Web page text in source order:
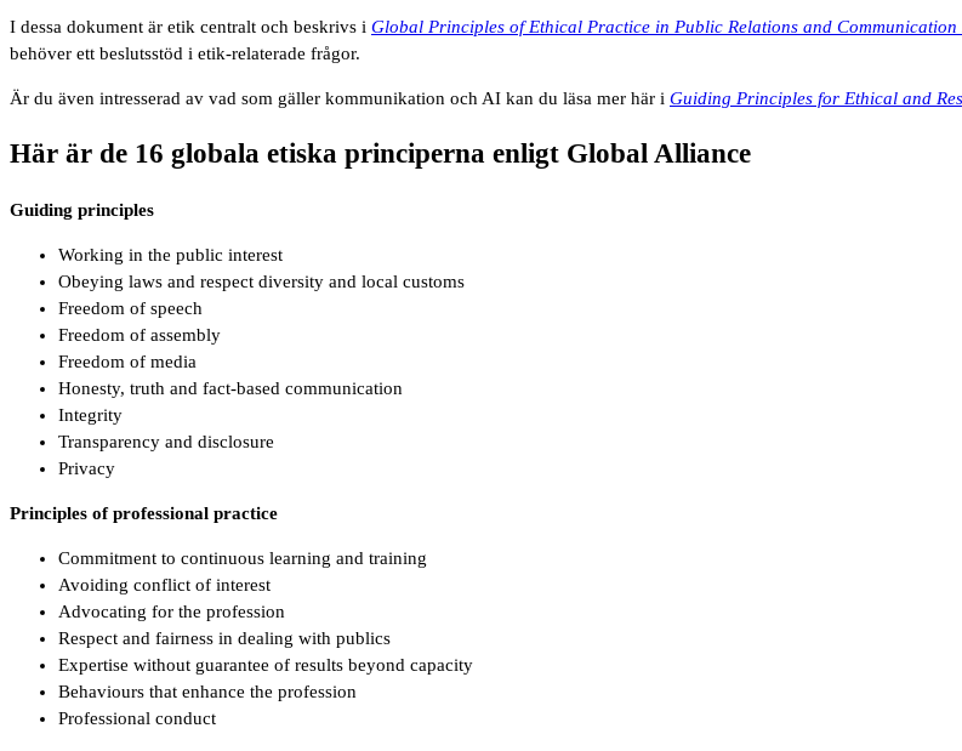
I dessa dokument är etik centralt och beskrivs i Global Principles of Ethical Practice in Public Relations and Communication
behöver ett beslutsstöd i etik-relaterade frågor.
Är du även intresserad av vad som gäller kommunikation och AI kan du läsa mer här i Guiding Principles for Ethical and
Här är de 16 globala etiska principerna enligt Global Alliance
Guiding principles
Working in the public interest
Obeying laws and respect diversity and local customs
Freedom of speech
Freedom of assembly
Freedom of media
Honesty, truth and fact-based communication
Integrity
Transparency and disclosure
Privacy
Principles of professional practice
Commitment to continuous learning and training
Avoiding conflict of interest
Advocating for the profession
Respect and fairness in dealing with publics
Expertise without guarantee of results beyond capacity
Behaviours that enhance the profession
Professional conduct